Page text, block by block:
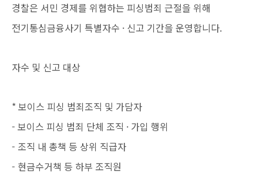
경찰은 서민 경제를 위협하는 피싱범죄 근절을 위해
전기통심금융사기 특별자수 · 신고 기간을 운영합니다.
자수 및 신고 대상
* 보이스 피싱 범죄조직 및 가담자
- 보이스 피싱 범죄 단체 조직 · 가입 행위
- 조직 내 총책 등 상위 직급자
- 현금수거책 등 하부 조직원